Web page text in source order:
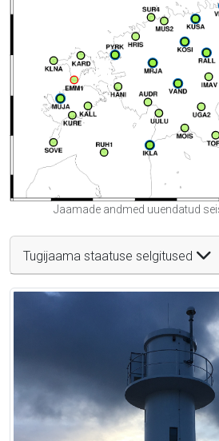
Jaamade andmed uuendatud
Tugijaama staatuse selgitused